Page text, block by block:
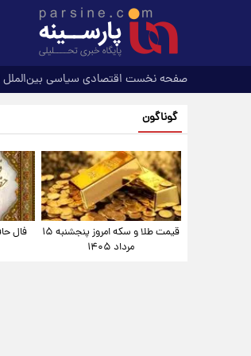
صفحه نخست اقتصادی سیاسی بین‌الملل
گوناگون
قیمت طلا و سکه امروز پنجشنبه ۱۵
مرداد ۱۴۰۵